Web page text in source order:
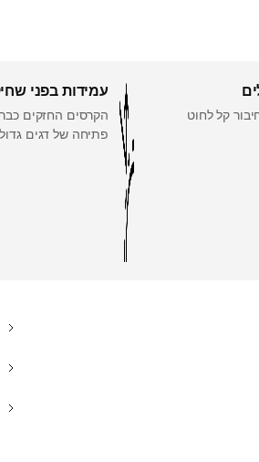
קל לחוט
עמידות בפני
הקרסים החזקים
פתיחה של דגים